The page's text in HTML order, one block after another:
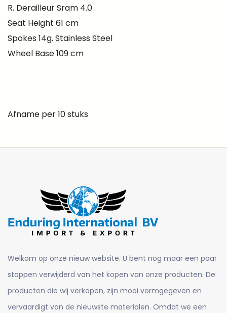
R. Derailleur Sram 4.0
Seat Height 61 cm
Spokes 14g. Stainless Steel
Wheel Base 109 cm
Afname per 10 stuks
Welkom op onze nieuw website. U bent nog maar een paar
stappen verwijderd van het kopen van onze producten. De
producten die wij verkopen, zijn mooi vormgegeven en
vervaardigt van de nieuwste materialen. Omdat we een